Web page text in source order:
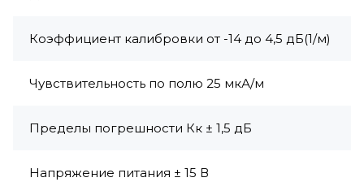
Коэффициент калибровки от -14 до 4,5 дБ(1/м)
Чувствительность по полю 25 мкА/м
Пределы погрешности Кк ± 1,5 дБ
Напряжение питания ± 15 В